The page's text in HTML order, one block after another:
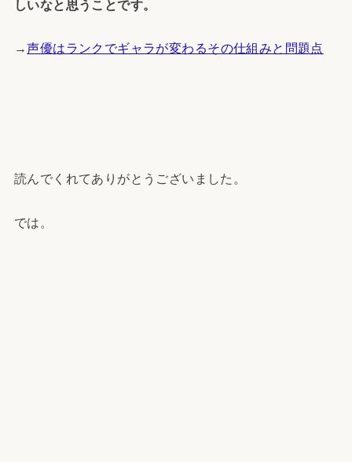
しいなと思うことです。
→声優はランクでギャラが変わるその仕組みと問題点
読んでくれてありがとうございました。
では。